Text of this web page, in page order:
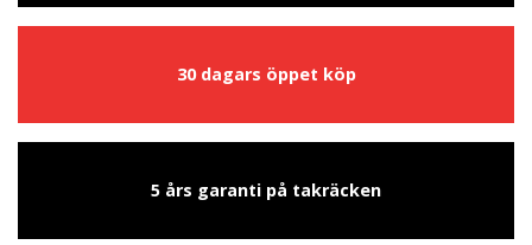
30 dagars öppet köp
5 års garanti på takräcken